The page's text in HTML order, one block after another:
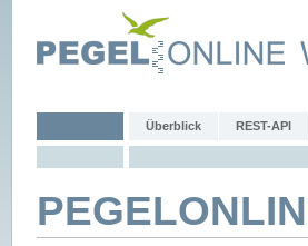
Überblick REST-API